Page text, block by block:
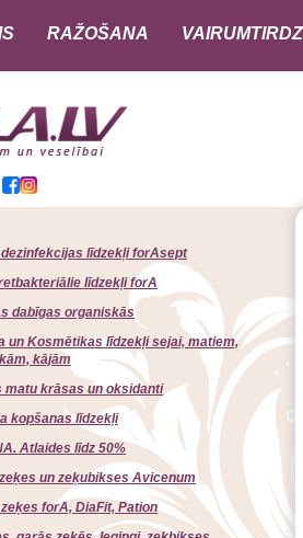
RAŽOŠANA
līdzekļi forAsept
līdzekļi forA
dabīgas organiskās
un Kosmētikas līdzekļi sejai, matiem,
kājām
matu krāsas un oksidanti
kopšanas līdzekļi
Atlaides līdz 50%
un zeķubikses Avicenum
forA, DiaFit, Pation